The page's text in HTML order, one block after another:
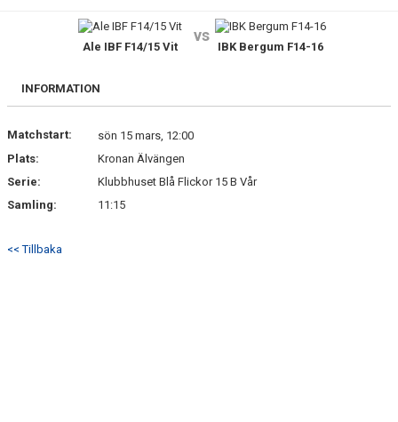
NYHETSARKIV
MEDLEMSKAP
Ale IBF F14/15 Vit
vs
IBK Bergum F14-16
INFORMATION
Matchstart:
sön 15 mars, 12:00
Plats:
Kronan Älvängen
Serie:
Klubbhuset Blå Flickor 15 B Vår
Samling:
11:15
<< Tillbaka